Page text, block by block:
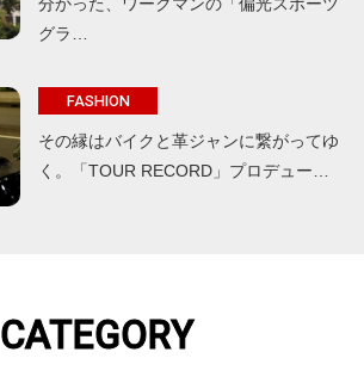
グラ…
FASHION
その縁はバイクと革ジャンに繋がってゆ
く。「TOUR RECORD」プロデュー…
CATEGORY